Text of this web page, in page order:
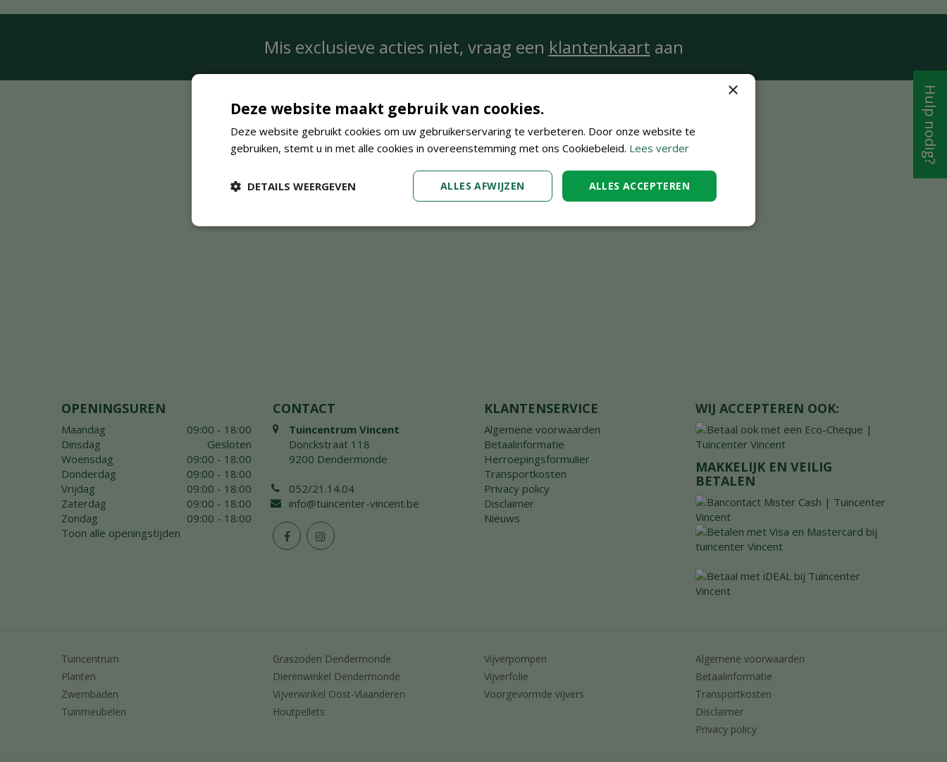
Mis exclusieve acties niet, vraag een klantenkaart aan
OPENINGSUREN
Maandag
09:00 - 18:00
Dinsdag
Gesloten
Woensdag
09:00 - 18:00
Donderdag
09:00 - 18:00
Vrijdag
09:00 - 18:00
Zaterdag
09:00 - 18:00
Zondag
09:00 - 18:00
Toon alle openingstijden
CONTACT
Tuincentrum Vincent
Donckstraat 118
9200 Dendermonde
052/21.14.04
info@tuincenter-vincent.be
KLANTENSERVICE
Algemene voorwaarden
Betaalinformatie
Herroepingsformulier
Transportkosten
Privacy policy
Disclaimer
Nieuws
WIJ ACCEPTEREN OOK:
MAKKELIJK EN VEILIG
BETALEN
Tuincentrum
Planten
Zwembaden
Tuinmeubelen
Graszoden Dendermonde
Dierenwinkel Dendermonde
Vijverwinkel Oost-Vlaanderen
Houtpellets
Vijverpompen
Vijverfolie
Voorgevormde vijvers
Algemene voorwaarden
Betaalinformatie
Transportkosten
Disclaimer
Privacy policy
Hulp nodig?
×
Deze website maakt gebruik van cookies.
Deze website gebruikt cookies om uw gebruikerservaring te verbeteren. Door onze website te
gebruiken, stemt u in met alle cookies in overeenstemming met ons Cookiebeleid. Lees verder
ALLES ACCEPTEREN
ALLES AFWIJZEN
DETAILS WEERGEVEN